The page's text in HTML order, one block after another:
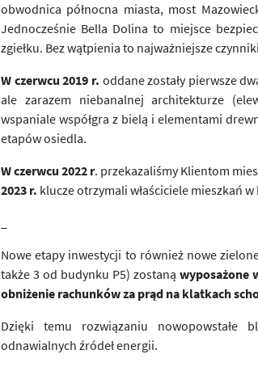
obwodnica północna miasta, most
Jednocześnie Bella Dolina to miejsce
zgiełku. Bez wątpienia to najważniejsze
W czerwcu 2019 r. oddane zostały pierwsze
ale zarazem niebanalnej architekturze
wspaniale współgra z bielą i elementami
etapów osiedla.
W czerwcu 2022 r. przekazaliśmy Klientom
2023 r. klucze otrzymali właściciele mieszkań w
Nowe etapy inwestycji to również nowe
także 3 od budynku P5) zostaną wyposażone
obniżenie rachunków za prąd na klatkach
Dzięki temu rozwiązaniu nowopowstałe
odnawialnych źródeł energii.